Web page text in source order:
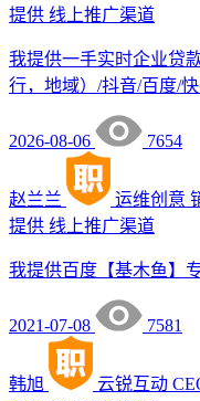
提供 线上推广渠道
我提供一手实时企业贷
行，地域）/抖音/百度/
2026-08-06 7654
赵兰兰 运维创意
提供 线上推广渠道
我提供百度【基木鱼】
2021-07-08 7581
韩旭 云锐互动